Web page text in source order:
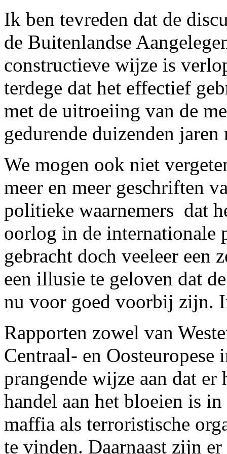
Ik ben tevreden dat de
de Buitenlandse
constructieve wijze is
terdege dat het effectief
met de uitroeiing van de
gedurende duizenden
We mogen ook niet
meer en meer geschriften
politieke waarnemers ­ dat
oorlog in de internationale
gebracht doch veeleer een
een illusie te geloven dat
nu voor goed voorbij zijn.
Rapporten zowel van
Centraal- en
prangende wijze aan dat er
handel aan het bloeien is
maffia als terroristische
te vinden. Daarnaast zijn